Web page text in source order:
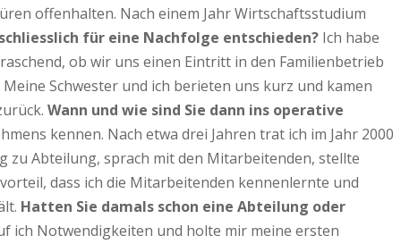
offenhalten. Nach einem Jahr Wirtschaftsstudium
für eine Nachfolge entschieden? Ich habe
ob wir uns einen Eintritt in den Familienbetrieb
Schwester und ich berieten uns kurz und kamen
Wann und wie sind Sie dann ins operative
kennen. Nach etwa drei Jahren trat ich im Jahr 2000
zu Abteilung, sprach mit den Mitarbeitenden, stellte
dass ich die Mitarbeitenden kennenlernte und
Hatten Sie damals schon eine Abteilung oder
ich Notwendigkeiten und holte mir meine ersten